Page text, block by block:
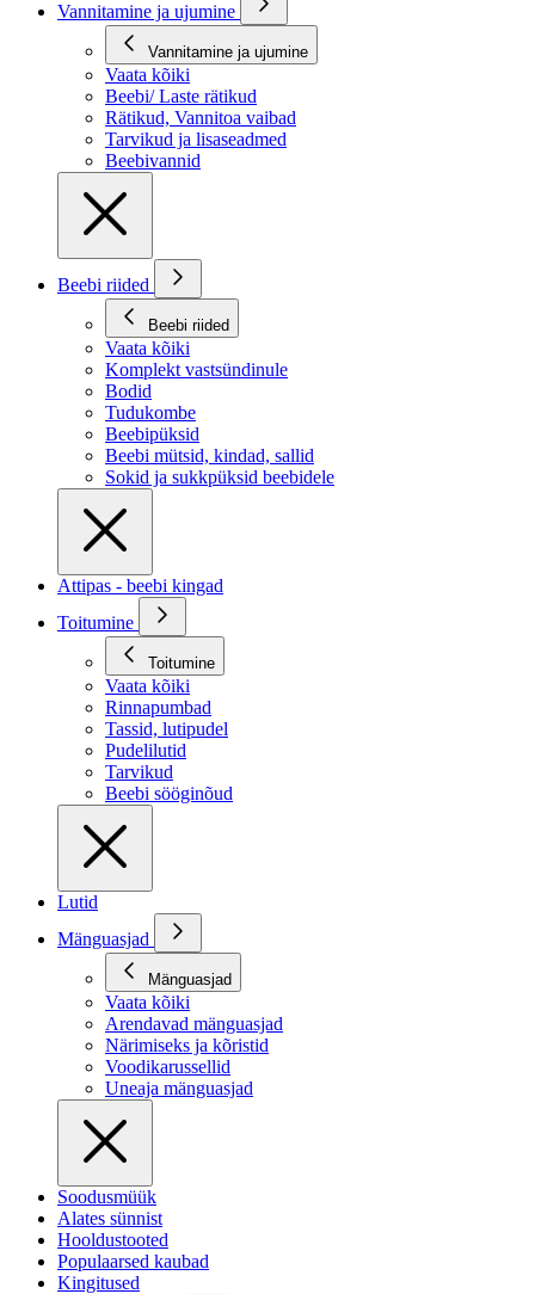
Vannitamine ja ujumine
Vannitamine ja ujumine
Vaata kõiki
Beebi/ Laste rätikud
Rätikud, Vannitoa vaibad
Tarvikud ja lisaseadmed
Beebivannid
Beebi riided
Beebi riided
Vaata kõiki
Komplekt vastsündinule
Bodid
Tudukombe
Beebipüksid
Beebi mütsid, kindad, sallid
Sokid ja sukkpüksid beebidele
Attipas - beebi kingad
Toitumine
Toitumine
Vaata kõiki
Rinnapumbad
Tassid, lutipudel
Pudelilutid
Tarvikud
Beebi sööginõud
Lutid
Mänguasjad
Mänguasjad
Vaata kõiki
Arendavad mänguasjad
Närimiseks ja kõristid
Voodikarussellid
Uneaja mänguasjad
Soodusmüük
Alates sünnist
Hooldustooted
Populaarsed kaubad
Kingitused